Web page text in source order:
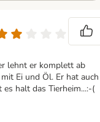
lehnt er komplett ab
Ei und Öl. Er hat auch
halt das Tierheim...:-(